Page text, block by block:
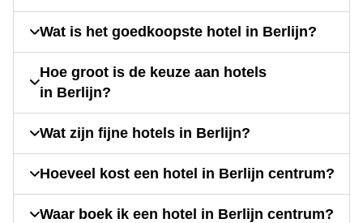
Wat is het goedkoopste hotel in Berlijn?
Hoe groot is de keuze aan hotels
in Berlijn?
Wat zijn fijne hotels in Berlijn?
Hoeveel kost een hotel in Berlijn centrum?
Waar boek ik een hotel in Berlijn centrum?